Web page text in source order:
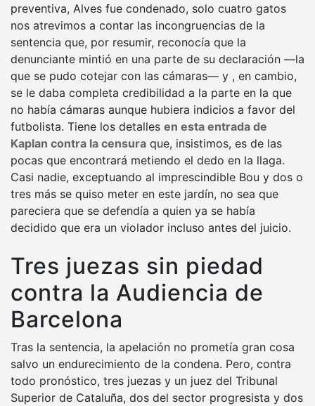
preventiva, Alves fue condenado, solo cuatro gatos
nos atrevimos a contar las incongruencias de la
sentencia que, por resumir, reconocía que la
denunciante mintió en una parte de su declaración —la
que se pudo cotejar con las cámaras— y , en cambio,
se le daba completa credibilidad a la parte en la que
no había cámaras aunque hubiera indicios a favor del
futbolista. Tiene los detalles en esta entrada de
Kaplan contra la censura que, insistimos, es de las
pocas que encontrará metiendo el dedo en la llaga.
Casi nadie, exceptuando al imprescindible Bou y dos o
tres más se quiso meter en este jardín, no sea que
pareciera que se defendía a quien ya se había
decidido que era un violador incluso antes del juicio.
Tres juezas sin piedad
contra la Audiencia de
Barcelona
Tras la sentencia, la apelación no prometía gran cosa
salvo un endurecimiento de la condena. Pero, contra
todo pronóstico, tres juezas y un juez del Tribunal
Superior de Cataluña, dos del sector progresista y dos